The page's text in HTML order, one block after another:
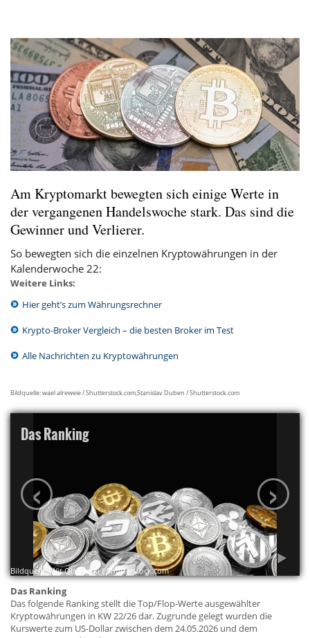
Am Kryptomarkt bewegten sich einige Werte in
der vergangenen Handelswoche stark. Das sind die
Gewinner und Verlierer.
So bewegten sich die einzelnen Kryptowährungen in der
Kalenderwoche 22:
Weitere Links:
Hier geht’s zum Währungsrechner
Krypto-Broker Vergleich – die besten Broker im Test
Alle Nachrichten zu Kryptowährungen
Bildquelle: wael alreweie / Shutterstock.com,Stanislav Duben / Shutterstock.com
Das Ranking
‹ ›
Bildquelle: Wit Olszewski / Shutterstock.com
Das Ranking
Das folgende Ranking stellt die Top/Flop-Werte ausgewählter
Kryptowährungen in KW 22/26 dar. Zugrunde gelegt wurden die
Kurswerte zum US-Dollar zwischen dem 24.05.2026 und dem